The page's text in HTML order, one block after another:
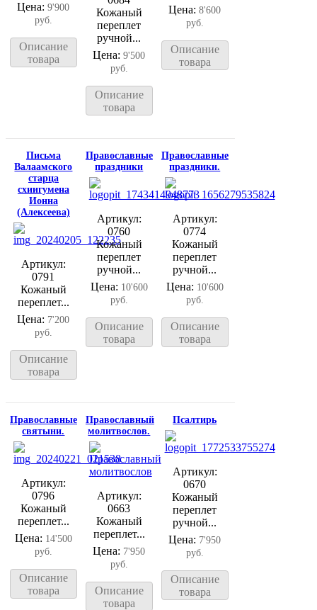
Цена:9'900
руб.
Описание
товара
Кожаный
переплет
ручной...
Цена:9'500
руб.
Описание
товара
Цена:8'600
руб.
Описание
товара
Письма
Валаамского
старца
схиигумена
Ионна
(Алексеева)
Артикул:
0791
Кожаный
переплет...
Цена: 7'200
руб.
Описание
товара
Православные
праздники
Артикул:
0760
Кожаный
переплет
ручной...
Цена: 10'600
руб.
Описание
товара
Православные
праздники.
Артикул:
0774
Кожаный
переплет
ручной...
Цена: 10'600
руб.
Описание
товара
Православные
святыни.
Артикул:
0796
Кожаный
переплет...
Цена: 14'500
руб.
Описание
товара
Православный
молитвослов.
Артикул:
0663
Кожаный
переплет...
Цена: 7'950
руб.
Описание
товара
Псалтирь
Артикул:
0670
Кожаный
переплет
ручной...
Цена: 7'950
руб.
Описание
товара